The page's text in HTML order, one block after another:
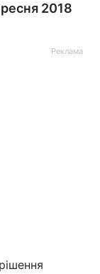
2018
Реклама